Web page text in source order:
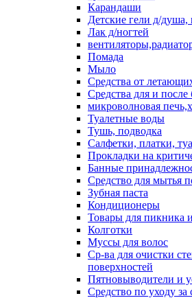
Карандаши
Детские гели д/
Лак д/ногтей
Помада
Мыло
Средства от
Средства для и после
микроволновая
Туалетные воды
Тушь, подводка
Салфетки, платки,
Прокладки на
Банные
Средство для мытья
Зубная паста
Кондиционеры
Товары для пикника
Колготки
Муссы для волос
Ср-ва для очистки
поверхностей
Пятновыводители и
Средство по уходу за